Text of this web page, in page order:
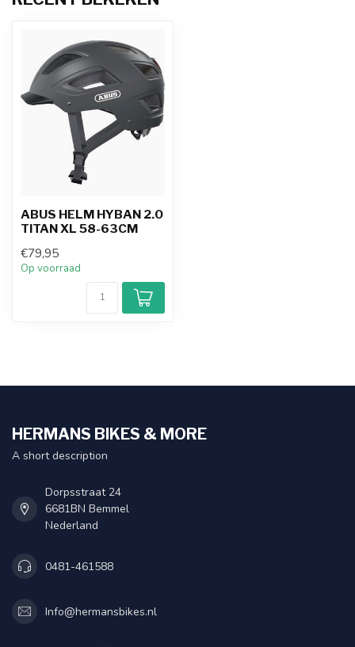
ABUS HELM HYBAN 2.0
TITAN XL 58-63CM
€79,95
Op voorraad
HERMANS BIKES & MORE
A short description
Dorpsstraat 24
6681BN Bemmel
Nederland
0481-461588
Info@hermansbikes.nl